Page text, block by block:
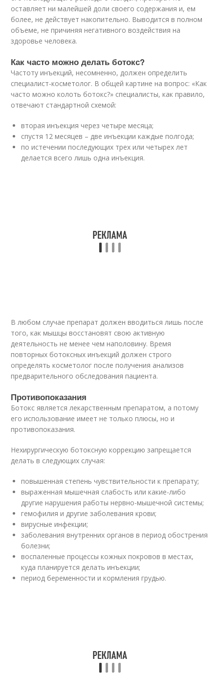
оставляет ни малейшей доли своего содержания и, ем
более, не действует накопительно. Выводится в полном
объеме, не причиняя негативного воздействия на
здоровье человека.
Как часто можно делать ботокс?
Частоту инъекций, несомненно, должен определить
специалист-косметолог. В общей картине на вопрос: «Как
часто можно колоть ботокс?» специалисты, как правило,
отвечают стандартной схемой:
вторая инъекция через четыре месяца;
спустя 12 месяцев – две инъекции каждые полгода;
по истечении последующих трех или четырех лет
делается всего лишь одна инъекция.
В любом случае препарат должен вводиться лишь после
того, как мышцы восстановят свою активную
деятельность не менее чем наполовину. Время
повторных ботоксных инъекций должен строго
определять косметолог после получения анализов
предварительного обследования пациента.
Противопоказания
Ботокс является лекарственным препаратом, а потому
его использование имеет не только плюсы, но и
противопоказания.
Нехирургическую ботоксную коррекцию запрещается
делать в следующих случая:
повышенная степень чувствительности к препарату;
выраженная мышечная слабость или какие-либо
другие нарушения работы нервно-мышечной системы;
гемофилия и другие заболевания крови;
вирусные инфекции;
заболевания внутренних органов в период обострения
болезни;
воспаленные процессы кожных покровов в местах,
куда планируется делать инъекции;
период беременности и кормления грудью.